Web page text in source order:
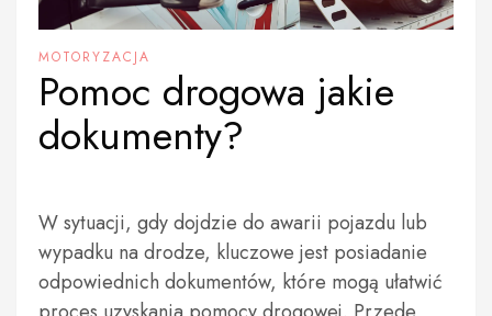
MOTORYZACJA
Pomoc drogowa jakie
dokumenty?
W sytuacji, gdy dojdzie do awarii pojazdu lub
wypadku na drodze, kluczowe jest posiadanie
odpowiednich dokumentów, które mogą ułatwić